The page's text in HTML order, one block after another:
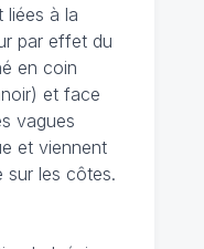
liées à la
par effet du
en coin
et face
vagues
et viennent
sur les côtes.